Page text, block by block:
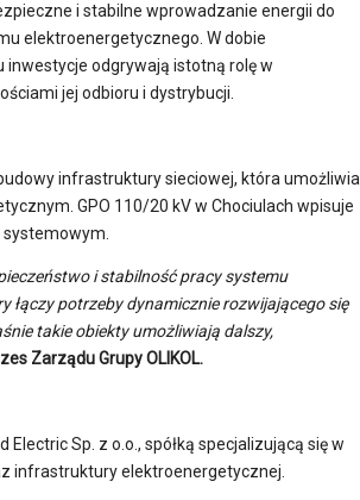
i stabilne wprowadzanie energii do
elektroenergetycznego. W dobie
odgrywają istotną rolę w
jej odbioru i dystrybucji.
infrastruktury sieciowej, która umożliwia
GPO 110/20 kV w Chociulach wpisuje
systemowym.
i stabilność pracy systemu
łączy potrzeby dynamicznie rozwijającego się
takie obiekty umożliwiają dalszy,
Zarządu Grupy OLIKOL.
Sp. z o.o., spółką specjalizującą się w
infrastruktury elektroenergetycznej.